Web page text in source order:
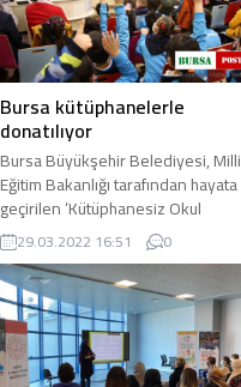
Bursa kütüphanelerle
donatılıyor
Bursa Büyükşehir Belediyesi, Milli
Eğitim Bakanlığı tarafından hayata
geçirilen ’Kütüphanesiz Okul
Kalmayacak’ projesi çerçevesinde
toplam 214 ...
29.03.2022 16:51 0